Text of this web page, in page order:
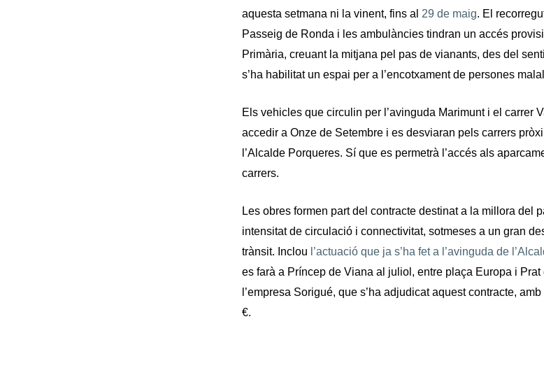
aquesta setmana ni la vinent, fins al 29 de maig. El
Passeig de Ronda i les ambulàncies tindran un accés
Primària, creuant la mitjana pel pas de vianants, des del
s’ha habilitat un espai per a l’encotxament de persones
Els vehicles que circulin per l’avinguda Marimunt i el carrer
accedir a Onze de Setembre i es desviaran pels carrers
l’Alcalde Porqueres. Sí que es permetrà l’accés als
carrers.
Les obres formen part del contracte destinat a la millora del
intensitat de circulació i connectivitat, sotmeses a un gran
trànsit. Inclou l’actuació que ja s’ha fet a l’avinguda de
es farà a Príncep de Viana al juliol, entre plaça Europa i
l’empresa Sorigué, que s’ha adjudicat aquest contracte,
€.